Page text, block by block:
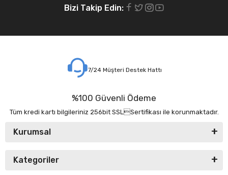
Bizi Takip Edin:
7/24 Müşteri Destek Hattı
%100 Güvenli Ödeme
Tüm kredi kartı bilgileriniz 256bit SSLSertifikası ile korunmaktadır.
Kurumsal
Kategoriler